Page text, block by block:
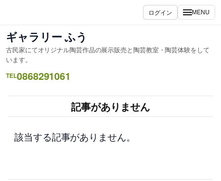
ス
キ
ッ
プ
ログイン MENU
ギャラリー ふう
古民家にてオリジナル陶芸作品の展示販売と陶芸教室・陶芸体験をして
います。
TEL0868291061
記事がありません
該当する記事がありません。